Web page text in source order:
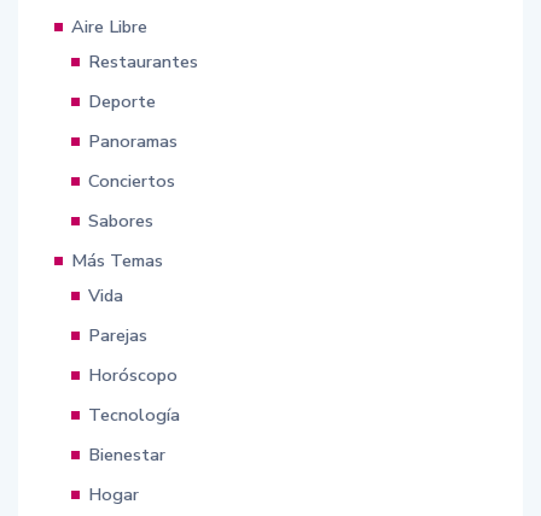
Aire Libre
Restaurantes
Deporte
Panoramas
Conciertos
Sabores
Más Temas
Vida
Parejas
Horóscopo
Tecnología
Bienestar
Hogar